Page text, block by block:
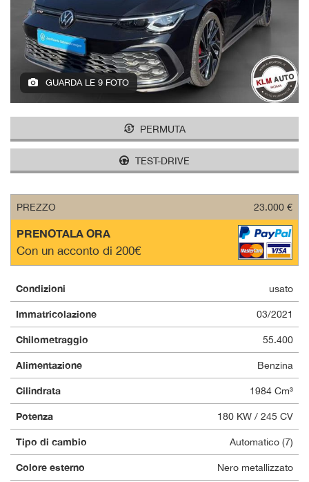
GUARDA LE 9 FOTO
PERMUTA
TEST-DRIVE
PREZZO 23.000 €
PRENOTALA ORA
Con un acconto di 200€
Condizioni usato
Immatricolazione 03/2021
Chilometraggio 55.400
Alimentazione Benzina
Cilindrata 1984 Cm³
Potenza 180 KW / 245 CV
Tipo di cambio Automatico (7)
Colore esterno Nero metallizzato
tracciamento
che
adottiamo
per
offrire
le
funzionalità
e
svolgere
attività
seguito
Per
ottenere
informazioni
sull'utilità
e
funzionamento
di
strumenti
di
tracciamento
si
rimanda
alla
cookie
policy.
Puoi
e